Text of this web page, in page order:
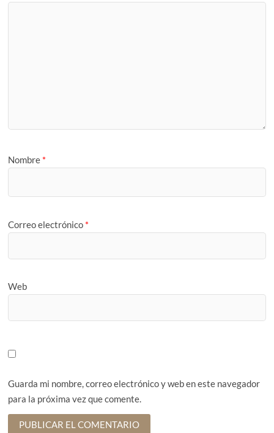
Nombre *
Correo electrónico *
Web
Guarda mi nombre, correo electrónico y web en este navegador
para la próxima vez que comente.